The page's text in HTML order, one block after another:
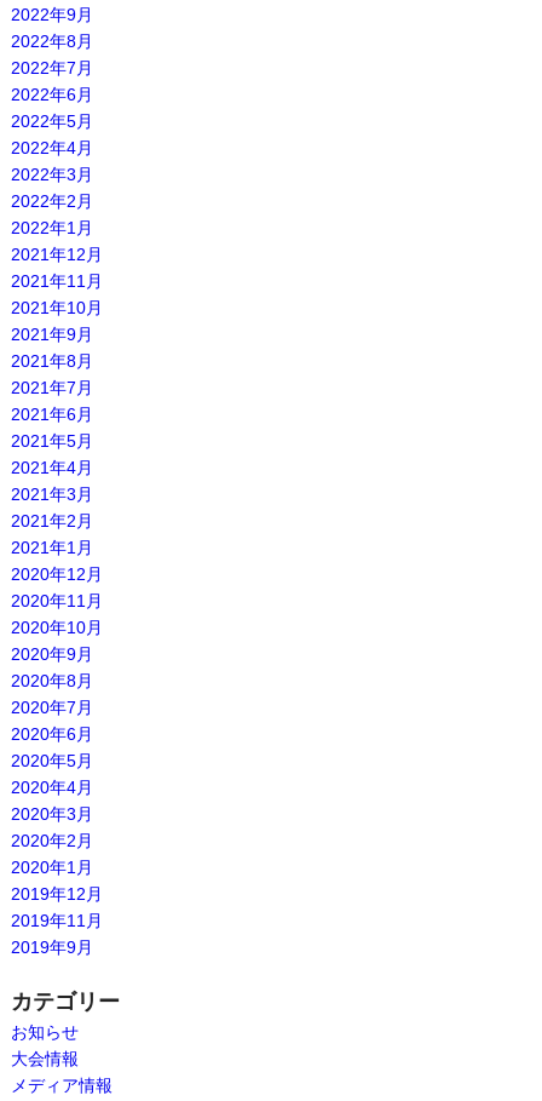
2022年9月
2022年8月
2022年7月
2022年6月
2022年5月
2022年4月
2022年3月
2022年2月
2022年1月
2021年12月
2021年11月
2021年10月
2021年9月
2021年8月
2021年7月
2021年6月
2021年5月
2021年4月
2021年3月
2021年2月
2021年1月
2020年12月
2020年11月
2020年10月
2020年9月
2020年8月
2020年7月
2020年6月
2020年5月
2020年4月
2020年3月
2020年2月
2020年1月
2019年12月
2019年11月
2019年9月
カテゴリー
お知らせ
大会情報
メディア情報